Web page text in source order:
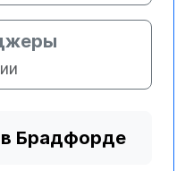
в Брадфорде